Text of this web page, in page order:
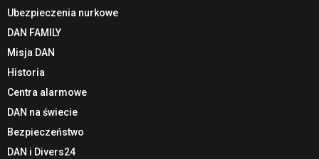
Ubezpieczenia nurkowe
DAN FAMILY
Misja DAN
Historia
Centra alarmowe
DAN na świecie
Bezpieczeństwo
DAN i Divers24